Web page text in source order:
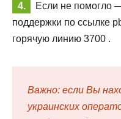
Если не помогло
поддержки по ссылке
горячую линию 3700 .
Важно: если Вы
украинских